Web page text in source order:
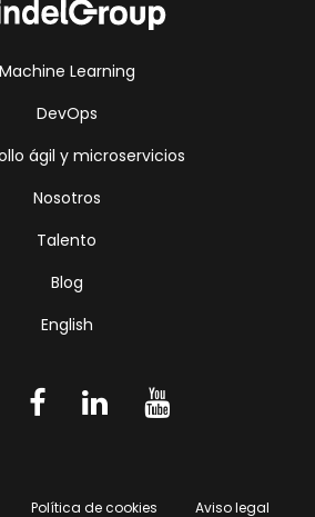
Machine Learning
DevOps
ágil y microservicios
Nosotros
Talento
Blog
English
Política de cookies Aviso legal